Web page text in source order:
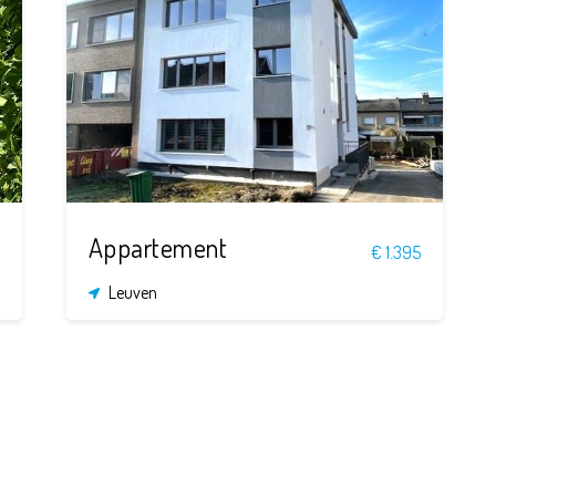
2
85 m²
Appartement
€ 1.395
Leuven